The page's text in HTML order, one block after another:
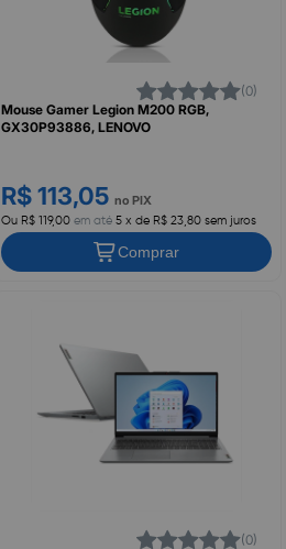
(0)
Mouse Gamer Legion M200 RGB,
GX30P93886, LENOVO
R$ 113,05 no PIX
Ou R$ 119,00 em até 5 x de R$ 23,80 sem juros
Comprar
(0)